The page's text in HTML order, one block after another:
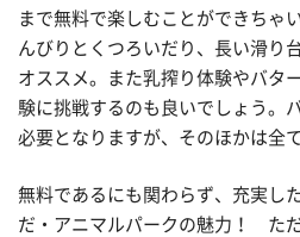
まで無料で楽しむことができちゃ
んびりとくつろいだり、長い滑り
オススメ。また乳搾り体験やバタ
験に挑戦するのも良いでしょう。
必要となりますが、そのほかは全
無料であるにも関わらず、充実し
だ・アニマルパークの魅力！ た